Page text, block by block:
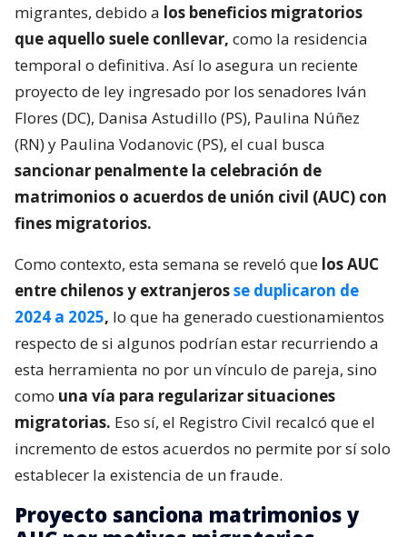
migrantes, debido a los beneficios migratorios
que aquello suele conllevar, como la residencia
temporal o definitiva. Así lo asegura un reciente
proyecto de ley ingresado por los senadores Iván
Flores (DC), Danisa Astudillo (PS), Paulina Núñez
(RN) y Paulina Vodanovic (PS), el cual busca
sancionar penalmente la celebración de
matrimonios o acuerdos de unión civil (AUC) con
fines migratorios.
Como contexto, esta semana se reveló que los AUC
entre chilenos y extranjerosse duplicaron de
2024 a 2025, lo que ha generado cuestionamientos
respecto de si algunos podrían estar recurriendo a
esta herramienta no por un vínculo de pareja, sino
como una vía para regularizar situaciones
migratorias. Eso sí, el Registro Civil recalcó que el
incremento de estos acuerdos no permite por sí solo
establecer la existencia de un fraude.
Proyecto sanciona matrimonios y